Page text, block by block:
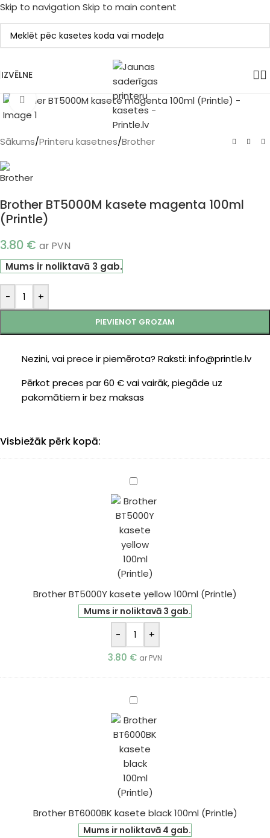
Skip to navigation Skip to main content
IZVĒLNE
Klikšķiniet, lai palielinātu
Sākums/Printeru kasetnes/Brother
Brother BT5000M kasete magenta 100ml
(Printle)
3.80 € ar PVN
Mums ir noliktavā 3 gab.
- +
PIEVIENOT GROZAM
Nezini, vai prece ir piemērota? Raksti: info@printle.lv
Pērkot preces par 60 € vai vairāk, piegāde uz
pakomātiem ir bez maksas
Visbiežāk pērk kopā:
Brother
BT5000Y
kasete
100ml
(Printle)
Brother BT5000Y kasete yellow 100ml (Printle)
Mums ir noliktavā 3 gab.
-
+
3.80 € ar PVN
Brother
BT6000BK
kasete
100ml
(Printle)
Brother BT6000BK kasete black 100ml (Printle)
Mums ir noliktavā 4 gab.